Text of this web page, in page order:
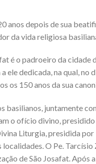
anos depois de sua
da vida religiosa
é o padroeiro da cidade
ele dedicada, na qual, no
os 150 anos da sua
basilianos, juntamente
o ofício divino,
Liturgia, presidida
localidades. O Pe.
de São Josafat. Após